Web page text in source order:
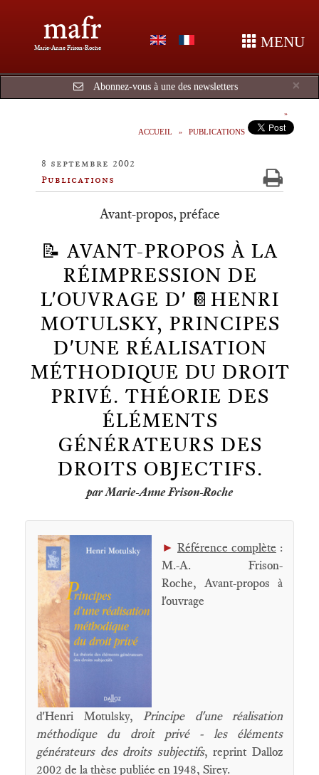
mafr
Marie-Anne Frison-Roche MENU
×
Abonnez-vous à une des newsletters
ACCUEIL PUBLICATIONS
8 septembre 2002
Publications
Avant-propos, préface
📝 AVANT-PROPOS À LA
RÉIMPRESSION DE
L'OUVRAGE D' 📔HENRI
MOTULSKY, PRINCIPES
D'UNE RÉALISATION
MÉTHODIQUE DU DROIT
PRIVÉ. THÉORIE DES
ÉLÉMENTS
GÉNÉRATEURS DES
DROITS OBJECTIFS.
par Marie-Anne Frison-Roche
► Référence complète :
M.-A. Frison-
Roche, Avant-propos à
l'ouvrage
d'Henri Motulsky, Principe d'une réalisation
méthodique du droit privé - les éléments
générateurs des droits subjectifs, reprint Dalloz
2002 de la thèse publiée en 1948, Sirey.